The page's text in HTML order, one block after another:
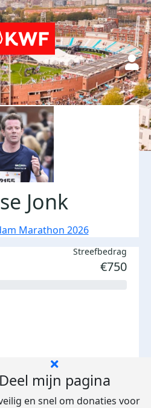
Jonk
Marathon 2026
Streefbedrag
€750
Deel mijn pagina
en snel om donaties voor